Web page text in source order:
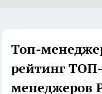
Топ-
рейтинг
менеджеров